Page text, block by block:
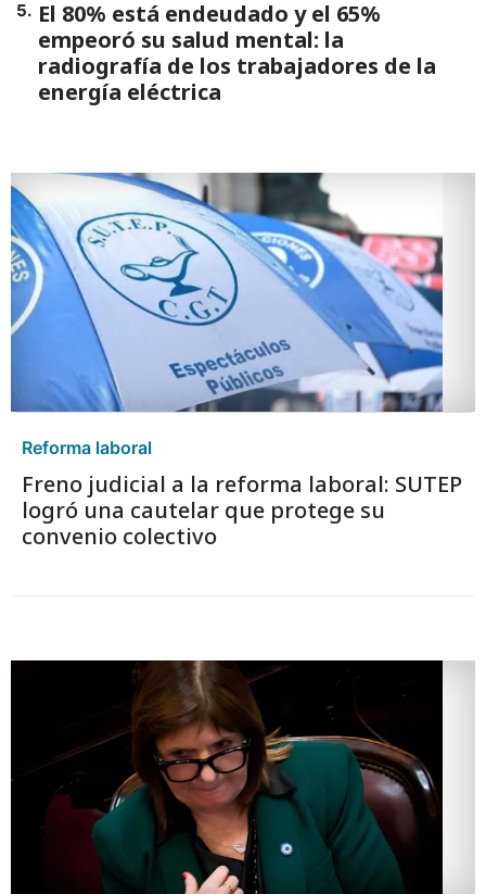
5. El 80% está endeudado y el 65%
empeoró su salud mental: la
radiografía de los trabajadores de la
energía eléctrica
Reforma laboral
Freno judicial a la reforma laboral: SUTEP
logró una cautelar que protege su
convenio colectivo